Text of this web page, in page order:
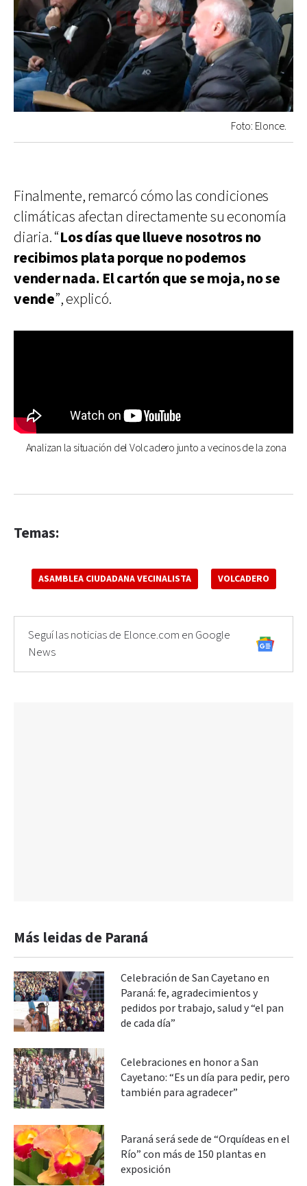
Foto: Elonce.
Finalmente, remarcó cómo las condiciones
climáticas afectan directamente su economía
diaria. “Los días que llueve nosotros no
recibimos plata porque no podemos
vender nada. El cartón que se moja, no se
vende”, explicó.
Analizan la situación del Volcadero junto a vecinos de la zona
Temas:
ASAMBLEA CIUDADANA VECINALISTA VOLCADERO
Seguí las noticias de Elonce.com en Google
News
Más leidas de Paraná
Celebración de San Cayetano en
Paraná: fe, agradecimientos y
pedidos por trabajo, salud y “el pan
de cada día”
Celebraciones en honor a San
Cayetano: “Es un día para pedir, pero
también para agradecer”
Paraná será sede de “Orquídeas en el
Río” con más de 150 plantas en
exposición